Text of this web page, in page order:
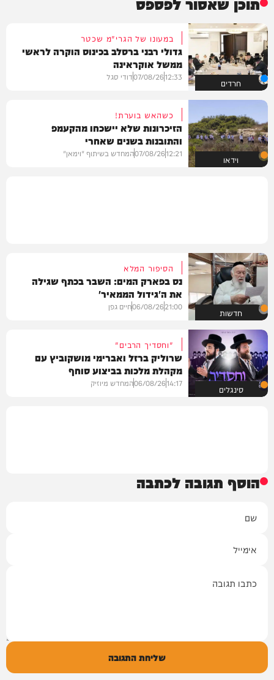
חרדים
במעונו של הגרי"מ שכטר
גדולי רבני ברסלב בכינוס הוקרה לראשי
ממשל אוקראינה
12:33
07/08/26דודי סגל
וידאו
כשהאש בוערת!
הזיכרונות שלא יישכחו מהקעמפ
והתובנות בשנים שאחרי
12:21
07/08/26המחדש בשיתוף "וימאן"
חדשות
הסיפור המלא
נס בפארק המים: השבר בכתף שגילה
את ה'גידול הממאיר'
21:00
06/08/26חיים גפן
סינגלים
"וחסדיך הרבים"
שרוליק ברזל ואברימי מושקוביץ עם
מקהלת מלכות בביצוע סוחף
14:17
06/08/26המחדש מיוזיק
הוסף תגובה לכתבה
שליחת התגובה